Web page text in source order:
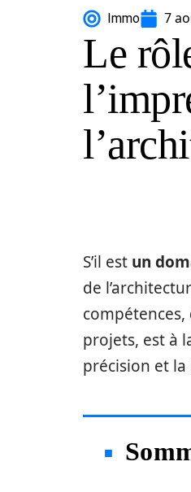
Immo 7
Le
S’il est un
de
projets, est à
précision et